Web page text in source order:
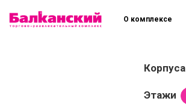
О комплексе
Корпуса
Этажи